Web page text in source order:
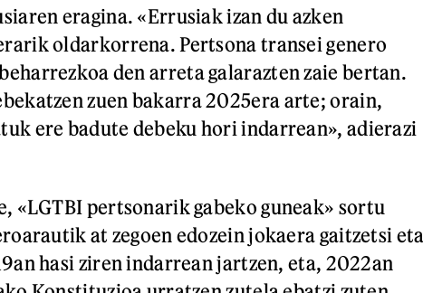
eragina. «Errusiak izan du azken
oldarkorrena. Pertsona transei genero
den arreta galarazten zaie bertan.
zuen bakarra 2025era arte; orain,
ere badute debeku hori indarrean», adierazi
«LGTBI pertsonarik gabeko guneak» sortu
at zegoen edozein jokaera gaitzetsi eta
hasi ziren indarrean jartzen, eta, 2022an